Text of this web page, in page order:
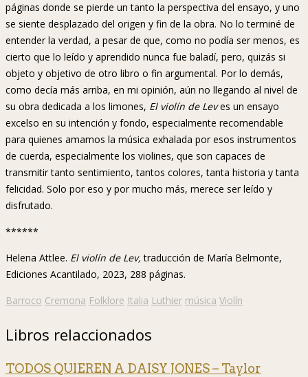
páginas donde se pierde un tanto la perspectiva del ensayo, y uno
se siente desplazado del origen y fin de la obra. No lo terminé de
entender la verdad, a pesar de que, como no podía ser menos, es
cierto que lo leído y aprendido nunca fue baladí, pero, quizás si
objeto y objetivo de otro libro o fin argumental. Por lo demás,
como decía más arriba, en mi opinión, aún no llegando al nivel de
su obra dedicada a los limones, El violín de Leves un ensayo
excelso en su intención y fondo, especialmente recomendable
para quienes amamos la música exhalada por esos instrumentos
de cuerda, especialmente los violines, que son capaces de
transmitir tanto sentimiento, tantos colores, tanta historia y tanta
felicidad. Solo por eso y por mucho más, merece ser leído y
disfrutado.
******
Helena Attlee. El violín de Lev,traducción de María Belmonte,
Ediciones Acantilado, 2023, 288 páginas.
Barroco Cremona Folklore Italia Luthier música Violín
Libros relaccionados
TODOS QUIEREN A DAISY JONES – Taylor